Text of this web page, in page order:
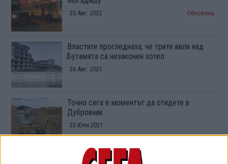
20 Авг. 2022 Обновена
Властите прогледнаха, че трите вили над
Бутамята са незаконен хотел
26 Авг. 2021
Точно сега е моментът да отидете в
Дубровник
23 Юли 2021
Делян Пеевски продаде и хотел "Берлин"